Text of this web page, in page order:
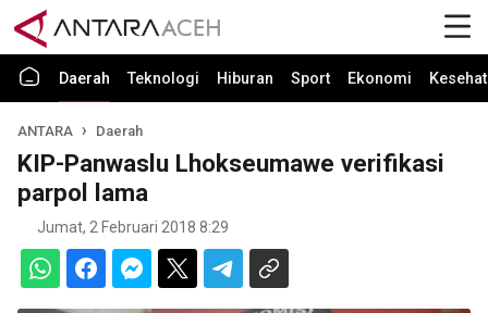
Daerah Teknologi Hiburan Sport Ekonomi
ANTARA Daerah
KIP-Panwaslu Lhokseumawe verifikasi
parpol lama
Jumat, 2 Februari 2018 8:29